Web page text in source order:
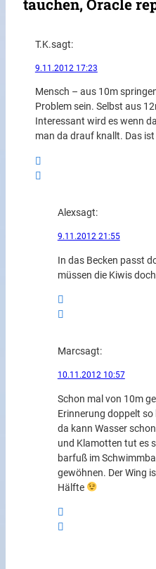
tauchen, Oracle
T.K.sagt:
9.11.2012 17:23
Mensch – aus 10m
Problem sein. Selbst aus
Interessant wird es wenn
man da drauf knallt. Das
Alexsagt:
9.11.2012 21:55
In das Becken passt
müssen die Kiwis
Marcsagt:
10.11.2012 10:57
Schon mal von 10m
Erinnerung doppelt so
da kann Wasser
und Klamotten tut es
barfuß im
gewöhnen. Der Wing
Hälfte